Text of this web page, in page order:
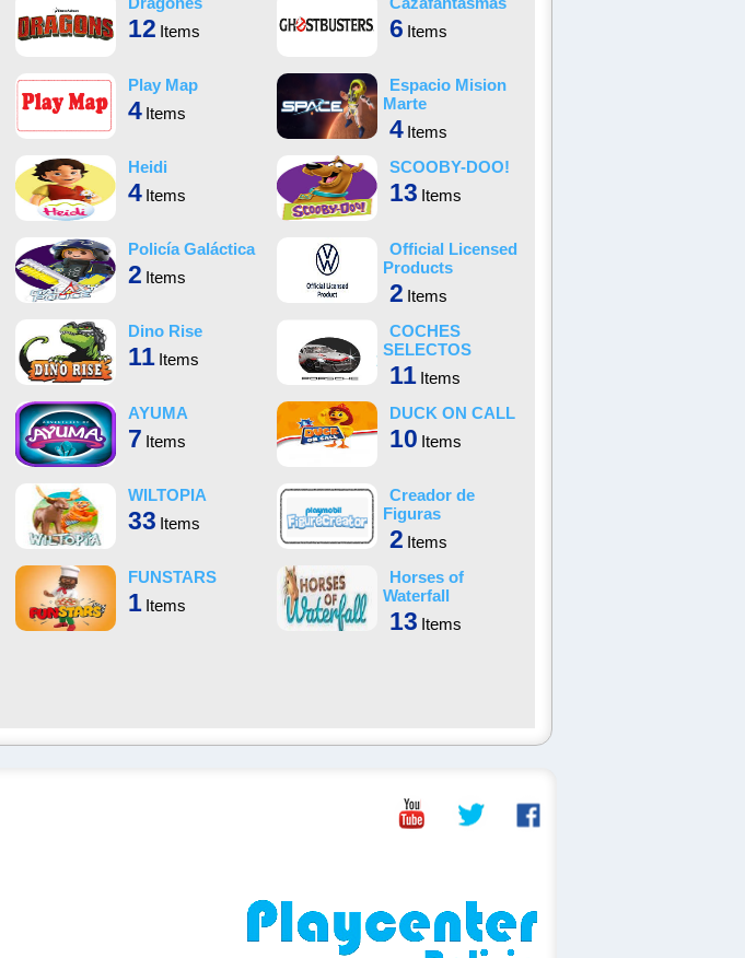
12 Items 6 Items
Play Map
4 Items
Espacio Mision
Marte
4 Items
Heidi
4 Items
SCOOBY-DOO!
13 Items
Policía Galáctica
2 Items
Official Licensed
Products
2 Items
Dino Rise
11 Items
COCHES
SELECTOS
11 Items
AYUMA
7 Items
DUCK ON CALL
10 Items
WILTOPIA
33 Items
Creador de
Figuras
2 Items
FUNSTARS
1 Items
Horses of
Waterfall
13 Items